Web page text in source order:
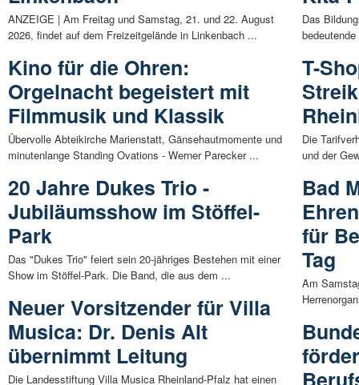
ANZEIGE | Am Freitag und Samstag, 21. und 22. August
2026, findet auf dem Freizeitgelände in Linkenbach ...
Kino für die Ohren:
Orgelnacht begeistert mit
Filmmusik und Klassik
Übervolle Abteikirche Marienstatt, Gänsehautmomente und
minutenlange Standing Ovations - Werner Parecker ...
20 Jahre Dukes Trio -
Jubiläumsshow im Stöffel-
Park
Das "Dukes Trio" feiert sein 20-jähriges Bestehen mit einer
Show im Stöffel-Park. Die Band, die aus dem ...
Neuer Vorsitzender für Villa
Musica: Dr. Denis Alt
übernimmt Leitung
Die Landesstiftung Villa Musica Rheinland-Pfalz hat einen
Das
T-
Die
und der
Bad
für
Tag
Am